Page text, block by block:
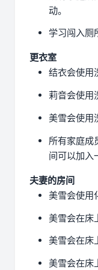
动。
学习闯入厕
更衣室
结衣会使用
莉音会使用
美雪会使用
所有家庭成
间可以加入
夫妻的房间
美雪会使用
美雪会在床
美雪会在床
美雪会在床